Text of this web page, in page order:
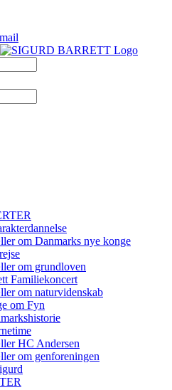
om Danmarks nye konge
om grundloven
Familiekoncert
om naturvidenskab
om Fyn
HC Andersen
om genforeningen